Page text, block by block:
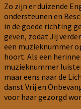
Zo zijn er duizende
ondersteunen en
in de goede richting
geven, zodat Jij
een muzieknummer
hoort. Als een
muzieknummer
maar eens naar de
danst Vrij en
voor haar gezorgd